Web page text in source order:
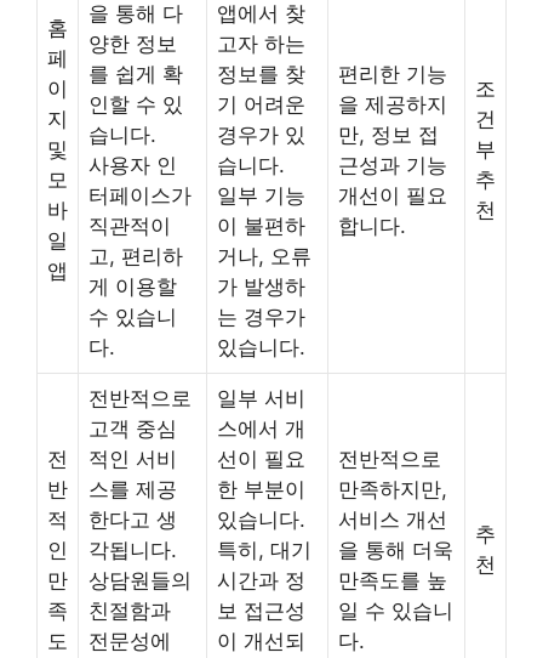
홈
페
이
지
및
모
바
일
앱
을 통해 다
양한 정보
를 쉽게 확
인할 수 있
습니다.
사용자 인
터페이스가
직관적이
고, 편리하
게 이용할
수 있습니
다.
앱에서 찾
고자 하는
정보를 찾
기 어려운
경우가 있
습니다.
일부 기능
이 불편하
거나, 오류
가 발생하
는 경우가
있습니다.
편리한 기능
을 제공하지
만, 정보 접
근성과 기능
개선이 필요
합니다.
조
건
부
추
천
전
반
적
인
만
족
도
전반적으로
고객 중심
적인 서비
스를 제공
한다고 생
각됩니다.
상담원들의
친절함과
전문성에
일부 서비
스에서 개
선이 필요
한 부분이
있습니다.
특히, 대기
시간과 정
보 접근성
이 개선되
전반적으로
만족하지만,
서비스 개선
을 통해 더욱
만족도를 높
일 수 있습니
다.
추
천